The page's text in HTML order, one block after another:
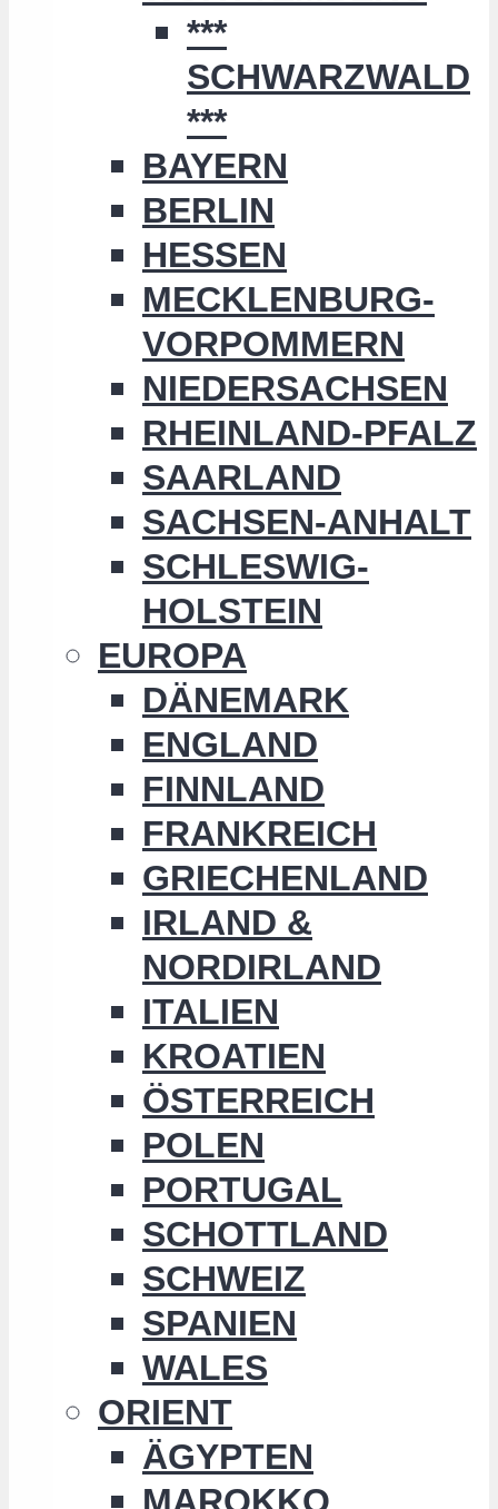
***
SCHWARZWALD
***
BAYERN
BERLIN
HESSEN
MECKLENBURG-
VORPOMMERN
NIEDERSACHSEN
RHEINLAND-PFALZ
SAARLAND
SACHSEN-ANHALT
SCHLESWIG-
HOLSTEIN
EUROPA
DÄNEMARK
ENGLAND
FINNLAND
FRANKREICH
GRIECHENLAND
IRLAND &
NORDIRLAND
ITALIEN
KROATIEN
ÖSTERREICH
POLEN
PORTUGAL
SCHOTTLAND
SCHWEIZ
SPANIEN
WALES
ORIENT
ÄGYPTEN